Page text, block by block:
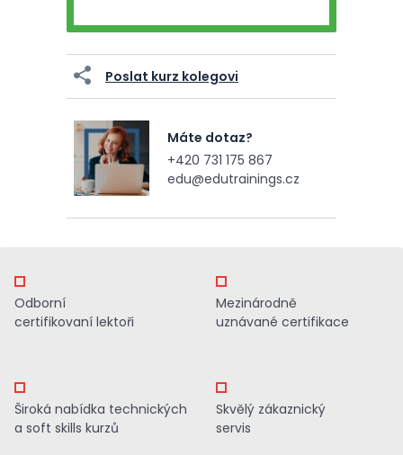
Poslat kurz kolegovi
Máte dotaz?
+420 731 175 867
edu@edutrainings.cz
Odborní
certifikovaní lektoři
Mezinárodně
uznávané certifikace
Široká nabídka technických
a soft skills kurzů
Skvělý zákaznický
servis